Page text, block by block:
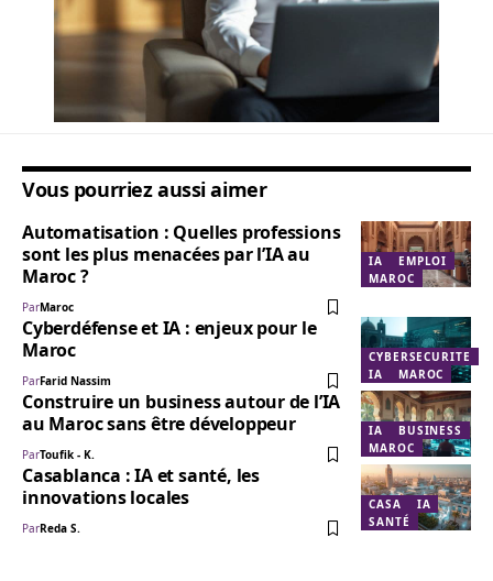
Vous pourriez aussi aimer
IA
EMPLOI
MAROC
Automatisation : Quelles professions
sont les plus menacées par l’IA au
Maroc ?
ParMaroc
CYBERSECURITE
IA
MAROC
Cyberdéfense et IA : enjeux pour le
Maroc
ParFarid Nassim
IA
BUSINESS
MAROC
Construire un business autour de l’IA
au Maroc sans être développeur
ParToufik - K.
CASA
IA
SANTÉ
Casablanca : IA et santé, les
innovations locales
ParReda S.